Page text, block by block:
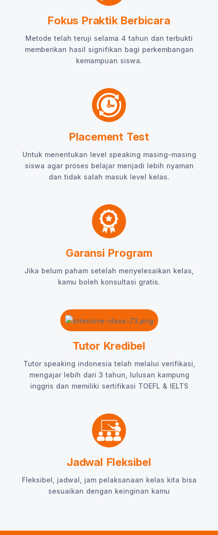
Fokus Praktik Berbicara
Metode telah teruji selama 4 tahun dan terbukti
memberikan hasil signifikan bagi perkembangan
kemampuan siswa.
Placement Test
Untuk menentukan level speaking masing-masing
siswa agar proses belajar menjadi lebih nyaman
dan tidak salah masuk level kelas.
Garansi Program
Jika belum paham setelah menyelesaikan kelas,
kamu boleh konsultasi gratis.
Tutor Kredibel
Tutor speaking indonesia telah melalui verifikasi,
mengajar lebih dari 3 tahun, lulusan kampung
inggris dan memiliki sertifikasi TOEFL & IELTS
Jadwal Fleksibel
Fleksibel, jadwal, jam pelaksanaan kelas kita bisa
sesuaikan dengan keinginan kamu